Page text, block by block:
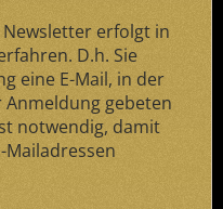
erfolgt in
D.h. Sie
eine E-Mail, in der
gebeten
notwendig, damit